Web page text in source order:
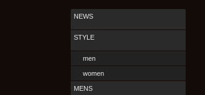
NEWS
STYLE
men
women
MENS